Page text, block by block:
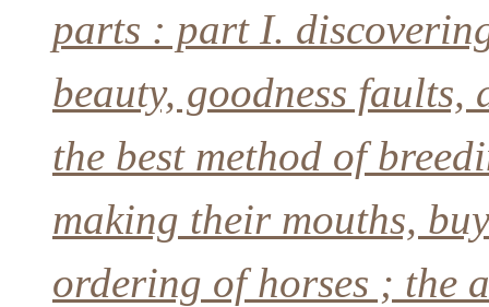
parts : part I.
beauty, goodness
the best method of
making their mouths,
ordering of horses ; the